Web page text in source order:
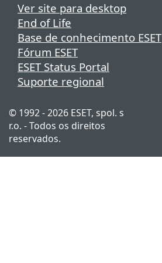
Ver site para desktop
End of Life
Base de conhecimento ESET
Fórum ESET
ESET Status Portal
Suporte regional
© 1992 - 2026 ESET, spol. s
r.o. - Todos os direitos
reservados.